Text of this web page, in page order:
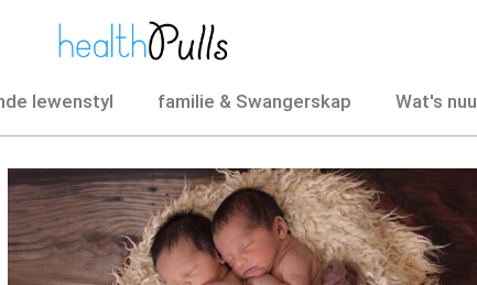
lewenstyl familie & Swangerskap Wat's